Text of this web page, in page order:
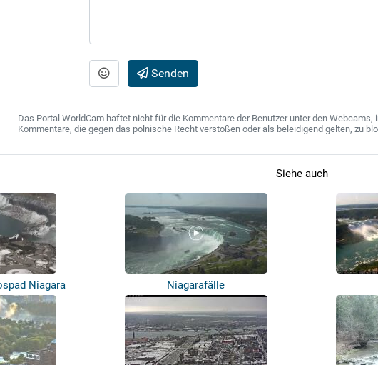
Senden
Das Portal WorldCam haftet nicht für die Kommentare der Benutzer unter den
Kommentare, die gegen das polnische Recht verstoßen oder als beleidigend gelten, zu
Siehe auch
Niagara Niagarafälle